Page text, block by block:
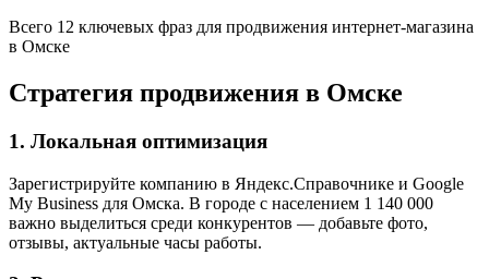
Всего 12 ключевых фраз для продвижения интернет-магазина
в Омске
Стратегия продвижения в Омске
1. Локальная оптимизация
Зарегистрируйте компанию в Яндекс.Справочнике и Google
My Business для Омска. В городе с населением 1 140 000
важно выделиться среди конкурентов — добавьте фото,
отзывы, актуальные часы работы.